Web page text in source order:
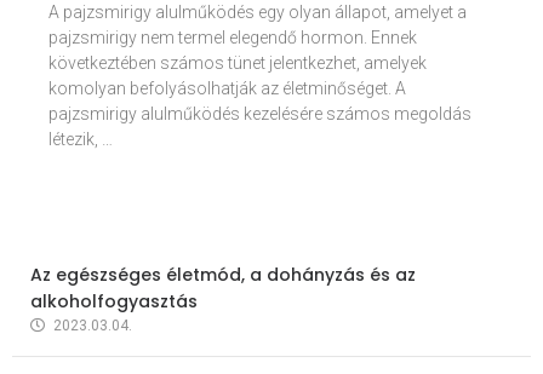
A pajzsmirigy alulműködés egy olyan állapot, amelyet a
pajzsmirigy nem termel elegendő hormon. Ennek
következtében számos tünet jelentkezhet, amelyek
komolyan befolyásolhatják az életminőséget. A
pajzsmirigy alulműködés kezelésére számos megoldás
létezik, …
Az egészséges életmód, a dohányzás és az
alkoholfogyasztás
2023.03.04.